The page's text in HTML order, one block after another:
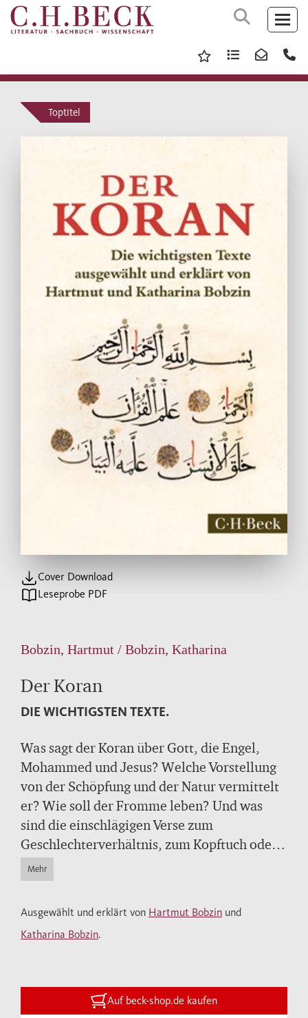
Toptitel
Cover Download
Leseprobe PDF
Bobzin, Hartmut / Bobzin, Katharina
Der Koran
DIE WICHTIGSTEN TEXTE.
Was sagt der Koran über Gott, die Engel,
Mohammed und Jesus? Welche Vorstellung
von der Schöpfung und der Natur vermittelt
er? Wie soll der Fromme leben? Und was
sind die einschlägigen Verse zum
Geschlechterverhältnis, zum Kopftuch oder
zum Heiligen Krieg? Dieses Lesebuch
versammelt die wichtigsten Stellen zu neun
Einführungen und Erläuterungen erleichtern
das Verständnis. Unentbehrlich für alle, die
Mehr
Ausgewählt und erklärt von Hartmut Bobzin und
Katharina Bobzin.
Auf beck-shop.de kaufen